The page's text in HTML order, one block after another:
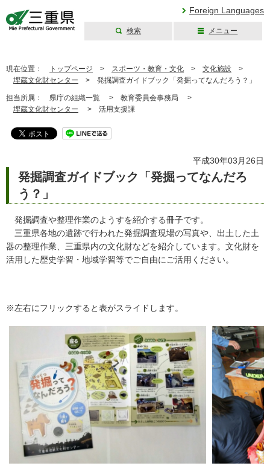
Foreign Languages
検索 メニュー
現在位置： トップページ > スポーツ・教育・文化 > 文化施設 >
埋蔵文化財センター > 発掘調査ガイドブック「発掘ってなんだろう？」
担当所属： 県庁の組織一覧 > 教育委員会事務局 >
埋蔵文化財センター > 活用支援課
平成30年03月26日
発掘調査ガイドブック「発掘ってなんだろ
う？」
発掘調査や整理作業のようすを紹介する冊子です。
三重県各地の遺跡で行われた発掘調査現場の写真や、出土した土
器の整理作業、三重県内の文化財などを紹介しています。文化財を
活用した歴史学習・地域学習等でご自由にご活用ください。
※左右にフリックすると表がスライドします。